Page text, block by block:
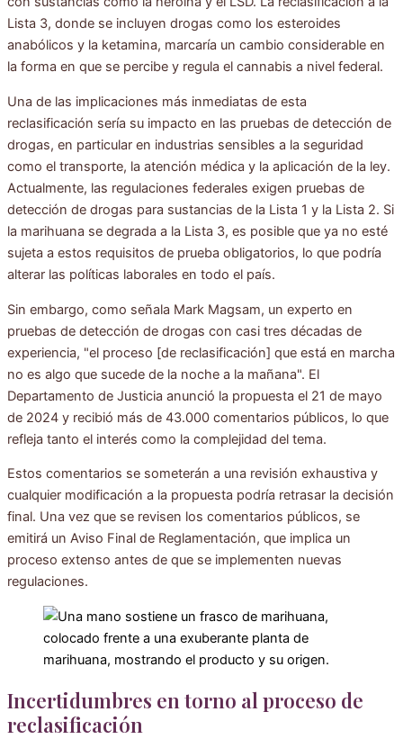
Lista 3, donde se incluyen drogas como los esteroides
anabólicos y la ketamina, marcaría un cambio considerable en
la forma en que se percibe y regula el cannabis a nivel federal.
Una de las implicaciones más inmediatas de esta
reclasificación sería su impacto en las pruebas de detección de
drogas, en particular en industrias sensibles a la seguridad
como el transporte, la atención médica y la aplicación de la ley.
Actualmente, las regulaciones federales exigen pruebas de
detección de drogas para sustancias de la Lista 1 y la Lista 2. Si
la marihuana se degrada a la Lista 3, es posible que ya no esté
sujeta a estos requisitos de prueba obligatorios, lo que podría
alterar las políticas laborales en todo el país.
Sin embargo, como señala Mark Magsam, un experto en
pruebas de detección de drogas con casi tres décadas de
experiencia, "el proceso [de reclasificación] que está en marcha
no es algo que sucede de la noche a la mañana". El
Departamento de Justicia anunció la propuesta el 21 de mayo
de 2024 y recibió más de 43.000 comentarios públicos, lo que
refleja tanto el interés como la complejidad del tema.
Estos comentarios se someterán a una revisión exhaustiva y
cualquier modificación a la propuesta podría retrasar la decisión
final. Una vez que se revisen los comentarios públicos, se
emitirá un Aviso Final de Reglamentación, que implica un
proceso extenso antes de que se implementen nuevas
regulaciones.
Incertidumbres en torno al proceso de
reclasificación